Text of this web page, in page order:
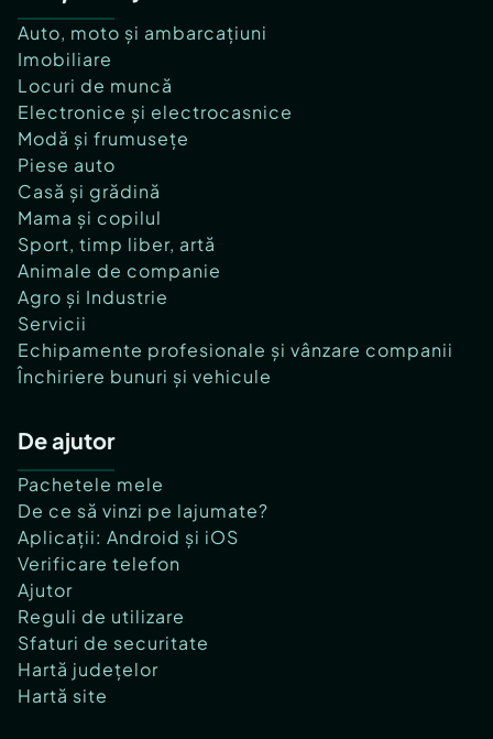
Auto, moto și ambarcațiuni
Imobiliare
Locuri de muncă
Electronice și electrocasnice
Modă și frumusețe
Piese auto
Casă și grădină
Mama și copilul
Sport, timp liber, artă
Animale de companie
Agro și Industrie
Servicii
Echipamente profesionale și vânzare companii
Închiriere bunuri și vehicule
De ajutor
Pachetele mele
De ce să vinzi pe lajumate?
Aplicații: Android și iOS
Verificare telefon
Ajutor
Reguli de utilizare
Sfaturi de securitate
Hartă județelor
Hartă site